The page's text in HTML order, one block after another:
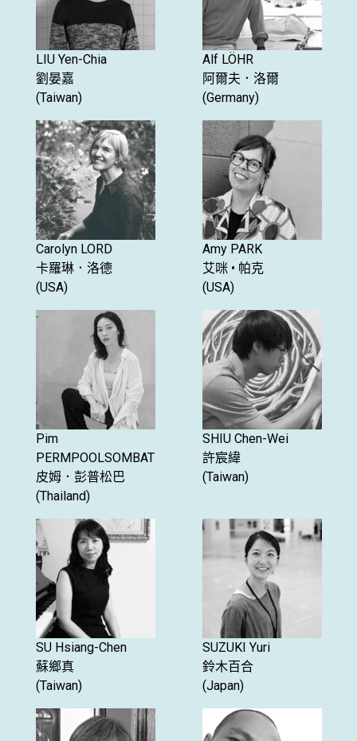
LIU Yen-Chia
劉晏嘉
(Taiwan)
Alf LÖHR
阿爾夫．洛爾
(Germany)
Carolyn LORD
卡羅琳．洛德
(USA)
Amy PARK
艾咪 • 帕克
(USA)
Pim
PERMPOOLSOMBAT
皮姆．彭普松巴
(Thailand)
SHIU Chen-Wei
許宸緯
(Taiwan)
SU Hsiang-Chen
蘇鄉真
(Taiwan)
SUZUKI Yuri
鈴木百合
(Japan)